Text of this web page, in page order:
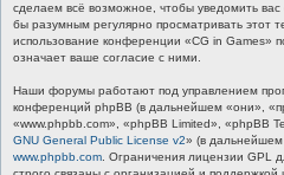
сделаем всё возможное, чтобы уведомить
бы разумным регулярно просматривать этот
использование конференции «CG in Games»
означает ваше согласие с ними.
Наши форумы работают под управлением
конференций phpBB (в дальнейшем «они»,
«www.phpbb.com», «phpBB Limited», «phpBB
GNU General Public License v2» (в дальнейшем
www.phpbb.com . Ограничения лицензии GPL